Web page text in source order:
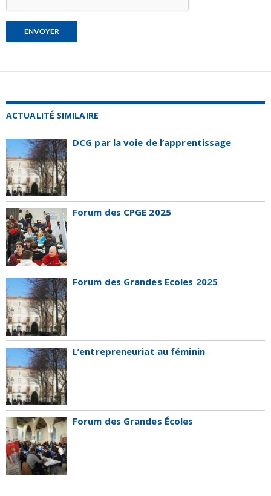
ACTUALITÉ SIMILAIRE
DCG par la voie de l’apprentissage
Forum des CPGE 2025
Forum des Grandes Ecoles 2025
L’entrepreneuriat au féminin
Forum des Grandes Écoles